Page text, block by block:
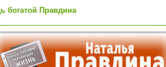
богатой Правдина